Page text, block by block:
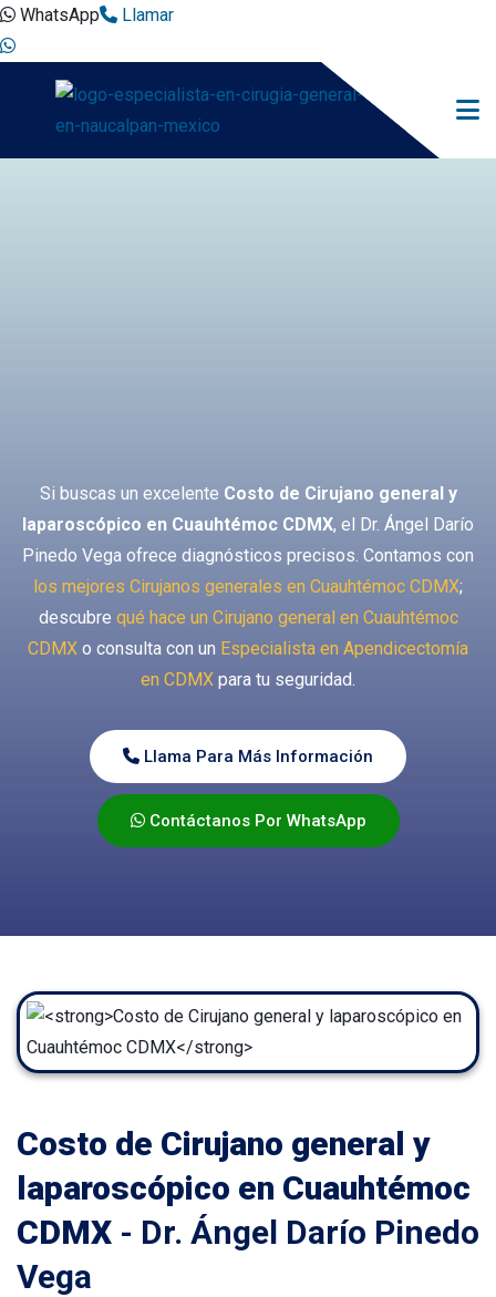
WhatsApp Llamar
Si buscas un excelente Costo de Cirujano general y
laparoscópico en Cuauhtémoc CDMX, el Dr. Ángel Darío
Pinedo Vega ofrece diagnósticos precisos. Contamos con
los mejores Cirujanos generales en Cuauhtémoc CDMX;
descubre qué hace un Cirujano general en Cuauhtémoc
CDMX o consulta con un Especialista en Apendicectomía
en CDMX para tu seguridad.
Llama Para Más Información
Contáctanos Por WhatsApp
Costo de Cirujano general y
laparoscópico en Cuauhtémoc
CDMX - Dr. Ángel Darío Pinedo
Vega